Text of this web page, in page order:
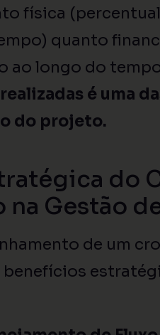
física
quanto
ao longo do
é uma
do projeto.
do
Gestão
de um